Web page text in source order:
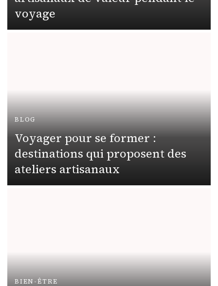
voyage
BLOG
Voyager pour se former :
destinations qui proposent des
ateliers artisanaux
BIEN-ÊTRE